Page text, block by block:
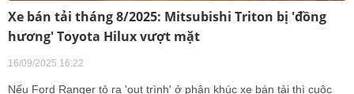
Xe bán tải tháng 8/2025: Mitsubishi Triton bị 'đồng
hương' Toyota Hilux vượt mặt
16/09/2025 16:22
Nếu Ford Ranger tỏ ra 'out trình' ở phân khúc xe bán tải thì cuộc